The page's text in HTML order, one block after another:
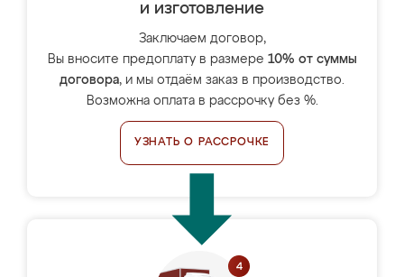
и изготовление
Заключаем договор,
Вы вносите предоплату в размере 10% от суммы
договора, и мы отдаём заказ в производство.
Возможна оплата в рассрочку без %.
УЗНАТЬ О РАССРОЧКЕ